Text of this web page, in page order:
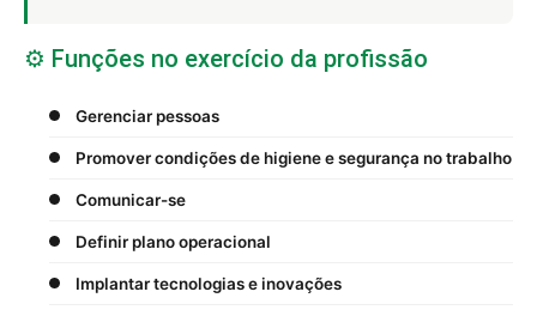
⚙️ Funções no exercício da profissão
Gerenciar pessoas
Promover condições de higiene e segurança no trabalho
Comunicar-se
Definir plano operacional
Implantar tecnologias e inovações